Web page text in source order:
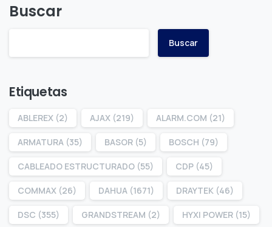
Buscar
Buscar
Etiquetas
ABLEREX (2) AJAX (219) ALARM.COM (21)
ARMATURA (35) BASOR (5) BOSCH (79)
CABLEADO ESTRUCTURADO (55) CDP (45)
COMMAX (26) DAHUA (1671) DRAYTEK (46)
DSC (355) GRANDSTREAM (2) HYXI POWER (15)